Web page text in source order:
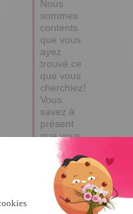
Nous
sommes
contents
que vous
ayez
trouvé ce
que vous
cherchiez!
Vous
savez à
présent
que vous
pouvez
compter
sur nous!
A très
bientôt.
Myriam